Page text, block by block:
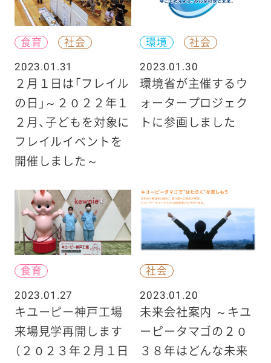
食育
社会
2023.01.31
２月１日は「フレイル
の日」～２０２２年１
２月、子どもを対象に
フレイルイベントを
開催しました～
環境
社会
2023.01.30
環境省が主催するウ
ォータープロジェク
トに参画しました
食育
2023.01.27
キユーピー神戸工場
来場見学再開します
（２０２３年２月１日
社会
2023.01.20
未来会社案内 ～キユ
ーピータマゴの２０
３８年はどんな未来